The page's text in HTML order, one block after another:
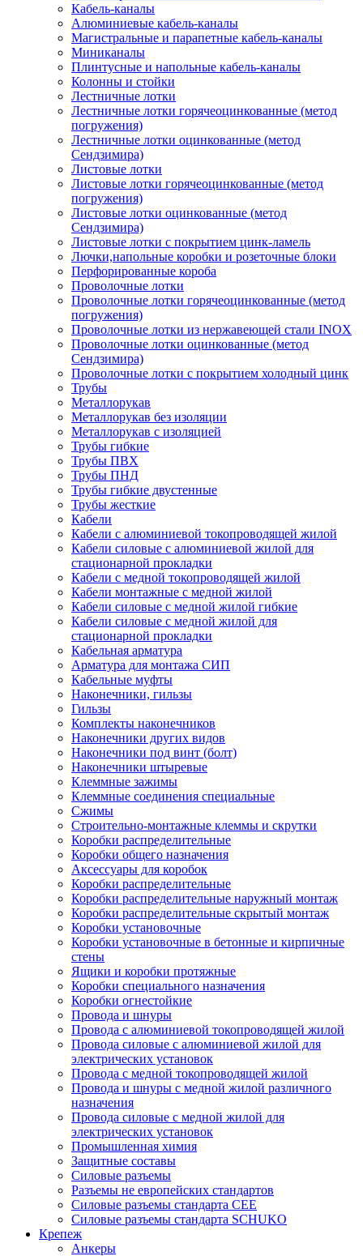
Кабель-каналы
Алюминиевые кабель-каналы
Магистральные и парапетные кабель-каналы
Миниканалы
Плинтусные и напольные кабель-каналы
Колонны и стойки
Лестничные лотки
Лестничные лотки горячеоцинкованные (метод
погружения)
Лестничные лотки оцинкованные (метод
Сендзимира)
Листовые лотки
Листовые лотки горячеоцинкованные (метод
погружения)
Листовые лотки оцинкованные (метод
Сендзимира)
Листовые лотки с покрытием цинк-ламель
Лючки,напольные коробки и розеточные блоки
Перфорированные короба
Проволочные лотки
Проволочные лотки горячеоцинкованные (метод
погружения)
Проволочные лотки из нержавеющей стали INOX
Проволочные лотки оцинкованные (метод
Сендзимира)
Проволочные лотки с покрытием холодный цинк
Трубы
Металлорукав
Металлорукав без изоляции
Металлорукав с изоляцией
Трубы гибкие
Трубы ПВХ
Трубы ПНД
Трубы гибкие двустенные
Трубы жесткие
Кабели
Кабели с алюминиевой токопроводящей жилой
Кабели силовые с алюминиевой жилой для
стационарной прокладки
Кабели с медной токопроводящей жилой
Кабели монтажные с медной жилой
Кабели силовые с медной жилой гибкие
Кабели силовые с медной жилой для
стационарной прокладки
Кабельная арматура
Арматура для монтажа СИП
Кабельные муфты
Наконечники, гильзы
Гильзы
Комплекты наконечников
Наконечники других видов
Наконечники под винт (болт)
Наконечники штыревые
Клеммные зажимы
Клеммные соединения специальные
Сжимы
Строительно-монтажные клеммы и скрутки
Коробки распределительные
Коробки общего назначения
Аксессуары для коробок
Коробки распределительные
Коробки распределительные наружный монтаж
Коробки распределительные скрытый монтаж
Коробки установочные
Коробки установочные в бетонные и кирпичные
стены
Ящики и коробки протяжные
Коробки специального назначения
Коробки огнестойкие
Провода и шнуры
Провода с алюминиевой токопроводящей жилой
Провода силовые с алюминиевой жилой для
электрических установок
Провода с медной токопроводящей жилой
Провода и шнуры с медной жилой различного
назначения
Провода силовые с медной жилой для
электрических установок
Промышленная химия
Защитные составы
Силовые разъемы
Разъемы не европейских стандартов
Силовые разъемы стандарта CEE
Силовые разъемы стандарта SCHUKO
Крепеж
Анкеры